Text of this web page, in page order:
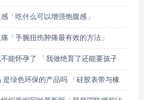
「吃什么可以增强饱腹感」
「手腕扭伤肿痛最有效的方法」
能怀孕了 「我做绝育了还能要孩子
是绿色环保的产品吗 「硅胶表带与橡